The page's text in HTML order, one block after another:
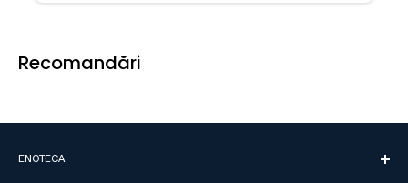
Recomandări
ENOTECA